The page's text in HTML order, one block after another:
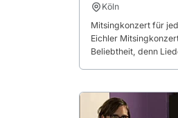
Köln
Mitsingkonzert für
Eichler
Beliebtheit, denn